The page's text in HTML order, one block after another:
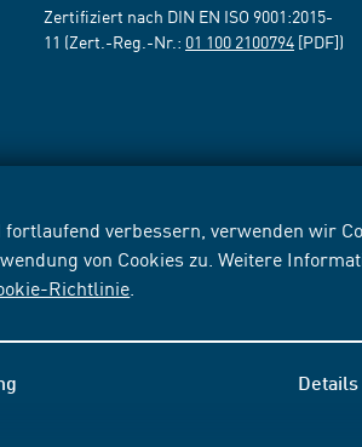
verbessern, verwenden wir
von Cookies zu. Weitere
Richtlinie
Zertifiziert nach DIN EN ISO 9001:2015-
11 (Zert.-Reg.-Nr.: 01 100 2100794 [PDF])